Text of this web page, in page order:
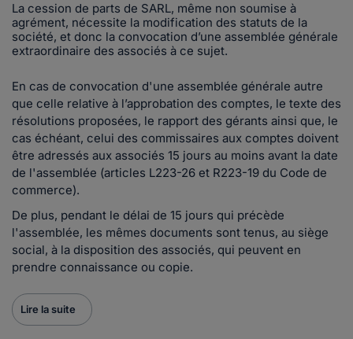
La cession de parts de SARL, même non soumise à
agrément, nécessite la modification des statuts de la
société, et donc la convocation d’une assemblée générale
extraordinaire des associés à ce sujet.
En cas de convocation d'une assemblée générale autre
que celle relative à l’approbation des comptes, le texte des
résolutions proposées, le rapport des gérants ainsi que, le
cas échéant, celui des commissaires aux comptes doivent
être adressés aux associés 15 jours au moins avant la date
de l'assemblée (articles L223-26 et R223-19 du Code de
commerce).
De plus, pendant le délai de 15 jours qui précède
l'assemblée, les mêmes documents sont tenus, au siège
social, à la disposition des associés, qui peuvent en
prendre connaissance ou copie.
Lire la suite